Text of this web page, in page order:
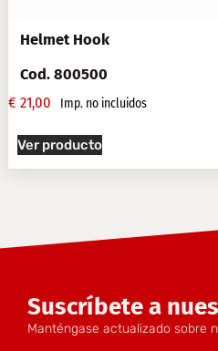
Helmet Hook
Cod. 800500
€ 21,00 Imp. no incluidos
Ver producto
Suscríbete a
Manténgase actualizado sobre